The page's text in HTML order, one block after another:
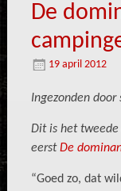
De
19 april 2012
Ingezonden door
Dit is het
eerstDe
“Goed zo, dat